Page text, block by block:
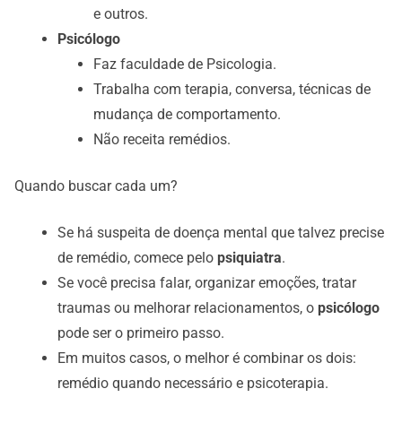
e outros.
Psicólogo
Faz faculdade de Psicologia.
Trabalha com terapia, conversa, técnicas de
mudança de comportamento.
Não receita remédios.
Quando buscar cada um?
Se há suspeita de doença mental que talvez precise
de remédio, comece pelo psiquiatra.
Se você precisa falar, organizar emoções, tratar
traumas ou melhorar relacionamentos, o psicólogo
pode ser o primeiro passo.
Em muitos casos, o melhor é combinar os dois:
remédio quando necessário e psicoterapia.